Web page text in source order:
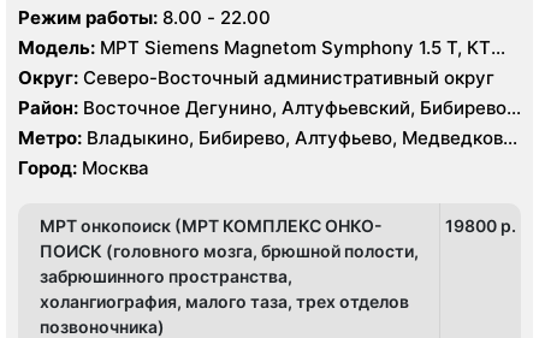
Режим работы: 8.00 - 22.00
Модель: МРТ Siemens Magnetom Symphony 1.5 Т, КТ
Toshiba Aquilion 16 срезов, УЗИ Toshiba
Округ: Северо-Восточный административный округ
Район: Восточное Дегунино, Алтуфьевский, Бибирево,
Лианозово, Лосиноостровский, Отрадное, Свиблово,
Северное Медведково, Южное Медведково,
Ярославский
Метро: Владыкино, Бибирево, Алтуфьево, Медведково,
Окружная, Отрадное, Верхние Лихоборы,
Селигерская, Лианозово
Город: Москва
МРТ онкопоиск (МРТ КОМПЛЕКС ОНКО-
ПОИСК (головного мозга, брюшной полости,
забрюшинного пространства,
холангиография, малого таза, трех отделов
позвоночника)
19800 p.